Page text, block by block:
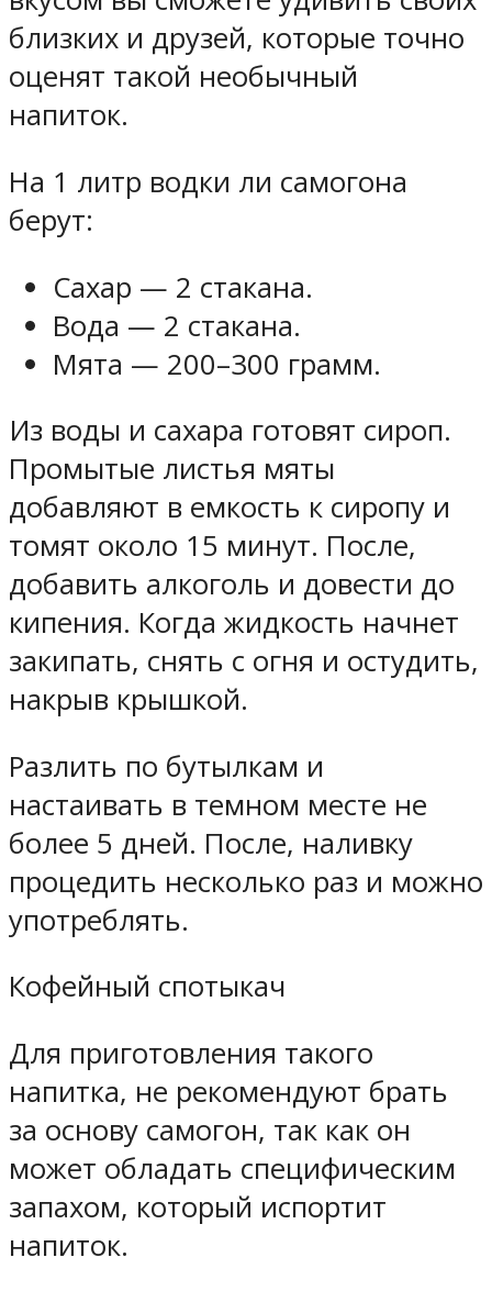
близких и друзей, которые точно
оценят такой необычный
напиток.
На 1 литр водки ли самогона
берут:
Сахар — 2 стакана.
Вода — 2 стакана.
Мята — 200–300 грамм.
Из воды и сахара готовят сироп.
Промытые листья мяты
добавляют в емкость к сиропу и
томят около 15 минут. После,
добавить алкоголь и довести до
кипения. Когда жидкость начнет
закипать, снять с огня и остудить,
накрыв крышкой.
Разлить по бутылкам и
настаивать в темном месте не
более 5 дней. После, наливку
процедить несколько раз и можно
употреблять.
Кофейный спотыкач
Для приготовления такого
напитка, не рекомендуют брать
за основу самогон, так как он
может обладать специфическим
запахом, который испортит
напиток.